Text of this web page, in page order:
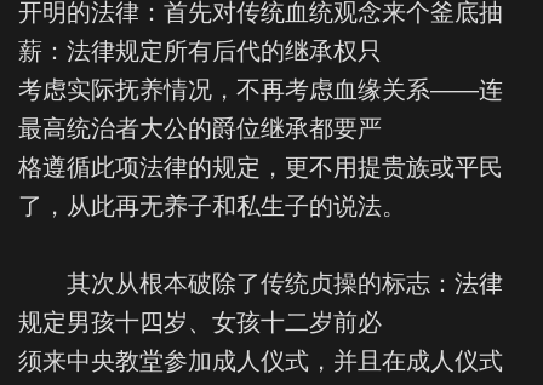
开明的法律：首先对传统血统观念来个釜底抽
薪：法律规定所有后代的继承权只
考虑实际抚养情况，不再考虑血缘关系——连
最高统治者大公的爵位继承都要严
格遵循此项法律的规定，更不用提贵族或平民
了，从此再无养子和私生子的说法。
其次从根本破除了传统贞操的标志：法律
规定男孩十四岁、女孩十二岁前必
须来中央教堂参加成人仪式，并且在成人仪式